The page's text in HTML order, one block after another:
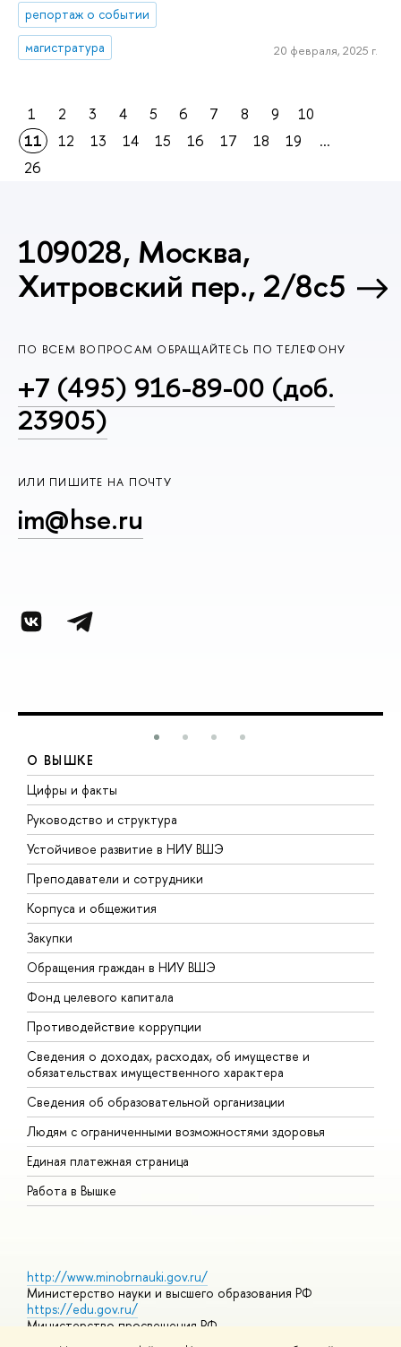
репортаж о событии
магистратура
20 февраля, 2025 г.
1 2 3 4 5 6 7 8 9
10
11
12 13 14 15 16 17 18 19
...
26
109028, Москва,
Хитровский пер., 2/8с5
ПО ВСЕМ ВОПРОСАМ ОБРАЩАЙТЕСЬ ПО ТЕЛЕФОНУ
+7 (495) 916-89-00 (доб.
23905)
ИЛИ ПИШИТЕ НА ПОЧТУ
im@hse.ru
О ВЫШКЕ
Цифры и факты
Руководство и структура
Устойчивое развитие в НИУ ВШЭ
Преподаватели и сотрудники
Корпуса и общежития
Закупки
Обращения граждан в НИУ ВШЭ
Фонд целевого капитала
Противодействие коррупции
Сведения о доходах, расходах, об имуществе и
обязательствах имущественного характера
Сведения об образовательной организации
Людям с ограниченными возможностями здоровья
Единая платежная страница
Работа в Вышке
http://www.minobrnauki.gov.ru/
Министерство науки и высшего образования РФ
https://edu.gov.ru/
Министерство просвещения РФ
https://elearning.hse.ru/mooc